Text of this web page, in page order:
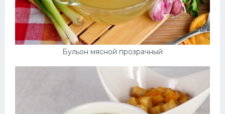
Бульон мясной прозрачный